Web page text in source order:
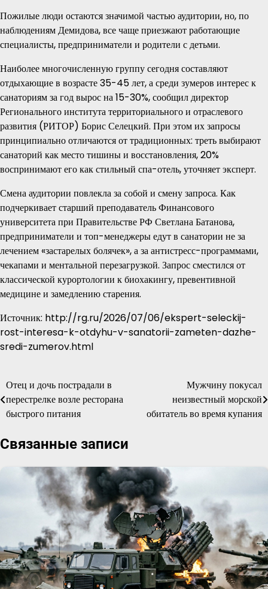
Пожилые люди остаются значимой частью аудитории, но, по
наблюдениям Демидова, все чаще приезжают работающие
специалисты, предприниматели и родители с детьми.
Наиболее многочисленную группу сегодня составляют
отдыхающие в возрасте 35-45 лет, а среди зумеров интерес к
санаториям за год вырос на 15-30%, сообщил директор
Регионального института территориального и отраслевого
развития (РИТОР) Борис Селецкий. При этом их запросы
принципиально отличаются от традиционных: треть выбирают
санаторий как место тишины и восстановления, 20%
воспринимают его как стильный спа-отель, уточняет эксперт.
Смена аудитории повлекла за собой и смену запроса. Как
подчеркивает старший преподаватель Финансового
университета при Правительстве РФ Светлана Батанова,
предприниматели и топ-менеджеры едут в санатории не за
лечением «застарелых болячек», а за антистресс-программами,
чекапами и ментальной перезагрузкой. Запрос сместился от
классической курортологии к биохакингу, превентивной
медицине и замедлению старения.
Источник: http://rg.ru/2026/07/06/ekspert-seleckij-
rost-interesa-k-otdyhu-v-sanatorii-zameten-dazhe-
sredi-zumerov.html
Навигация
по
Отец и дочь пострадали в
перестрелке возле ресторана
быстрого питания
Мужчину покусал
неизвестный морской
обитатель во время купания
Связанные записи